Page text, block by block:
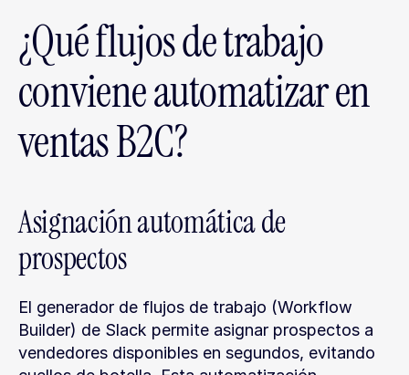
¿Qué flujos de trabajo
conviene automatizar en
ventas B2C?
Asignación automática de
prospectos
El generador de flujos de trabajo (Workflow
Builder) de Slack permite asignar prospectos a
vendedores disponibles en segundos, evitando